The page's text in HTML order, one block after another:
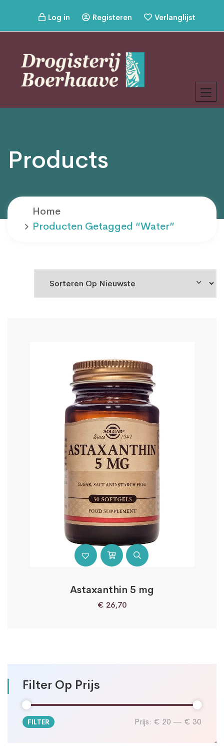
Log in Registeren Verlanglijst
Products
Home
Producten Getagged “water”
Filter Op Prijs
Min.
Max.
FILTER Prijs: € 20 — € 30
Astaxanthin 5 mg
€ 26,70